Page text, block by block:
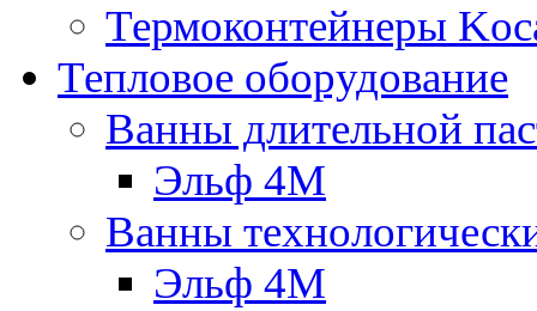
Термоконтейнеры
Тепловое оборудование
Ванны длительной
Эльф 4М
Ванны
Эльф 4М